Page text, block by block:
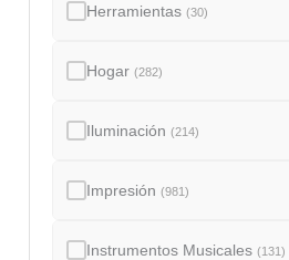
Herramientas(30)
Hogar(282)
Iluminación(214)
Impresión(981)
Instrumentos Musicales(131)